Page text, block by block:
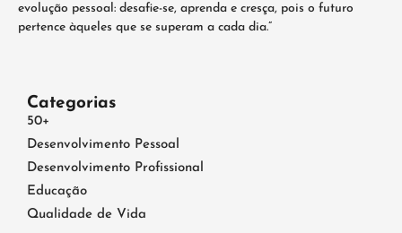
evolução pessoal: desafie-se, aprenda e cresça, pois o futuro
pertence àqueles que se superam a cada dia.”
Categorias
50+
Desenvolvimento Pessoal
Desenvolvimento Profissional
Educação
Qualidade de Vida